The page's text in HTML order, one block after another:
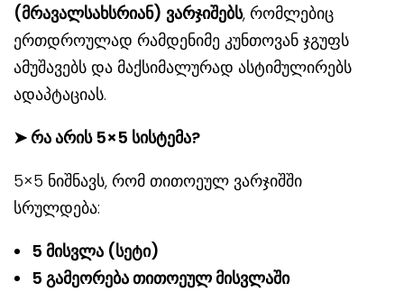
(მრავალსახსრიან) ვარჯიშებს, რომლებიც
ერთდროულად რამდენიმე კუნთოვან ჯგუფს
ამუშავებს და მაქსიმალურად ასტიმულირებს
ადაპტაციას.
➤ რა არის 5×5 სისტემა?
5×5 ნიშნავს, რომ თითოეულ ვარჯიშში
სრულდება:
5 მისვლა (სეტი)
5 გამეორებათითოეულმისვლაში